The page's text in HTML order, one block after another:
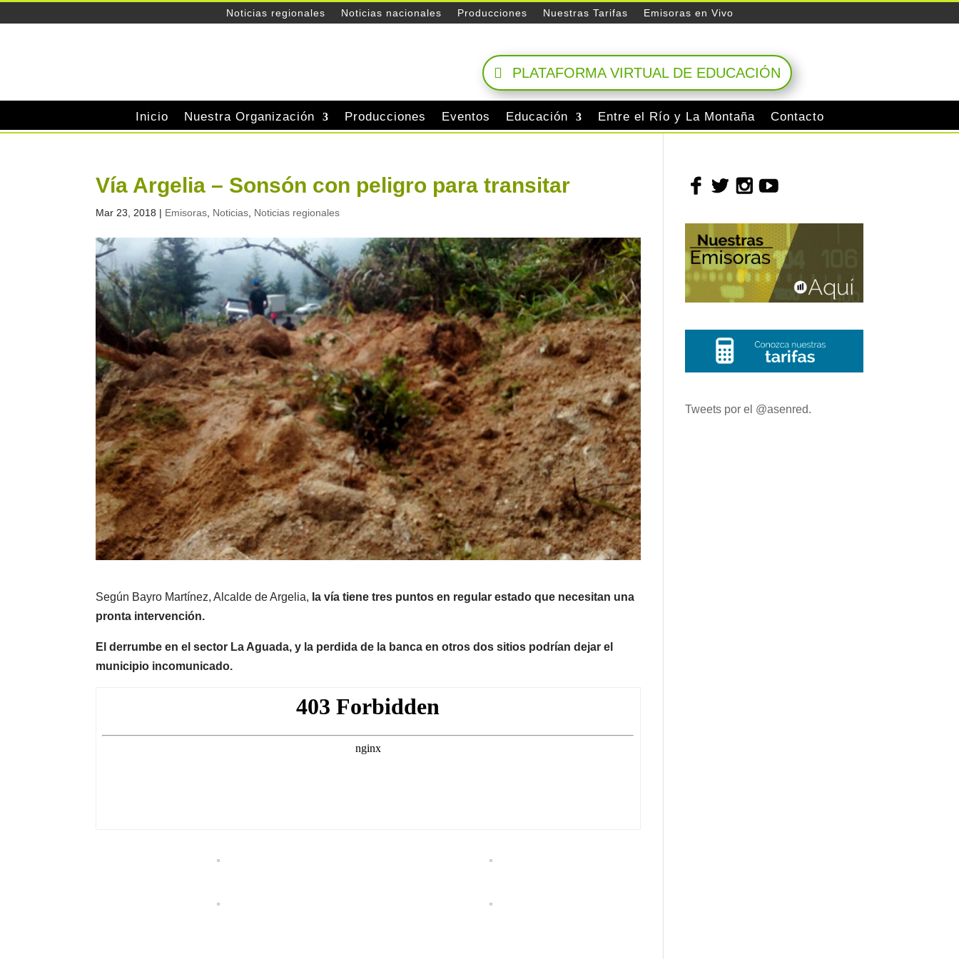
Noticias regionales Noticias nacionales Producciones Nuestras Tarifas Emisoras en Vivo
PLATAFORMA VIRTUAL DE EDUCACIÓN
Inicio Nuestra Organización Producciones Eventos Educación Entre el Río y La Montaña Contacto
Vía Argelia – Sonsón con peligro para transitar
Mar 23, 2018 | Emisoras Noticias Noticias regionales
Según Bayro Martínez, Alcalde de Argelia, la vía tiene tres puntos en regular estado que necesitan una
pronta intervención.
El derrumbe en el sector La Aguada, y la perdida de la banca en otros dos sitios podrían dejar el
municipio incomunicado.
Tweets por el @asenred.